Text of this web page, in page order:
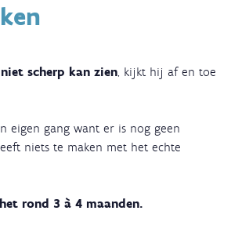
scherp kan zien , kijkt hij af en toe
eigen gang want er is nog geen
niets te maken met het echte
rond 3 à 4 maanden.